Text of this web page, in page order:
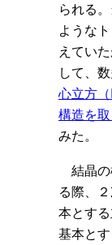
られる
ような
えてい
して、
心立方
構造を
みた。
結晶の
る際、
本とす
基本と